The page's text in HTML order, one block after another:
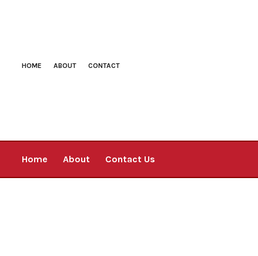
HOME ABOUT CONTACT
Home About Contact Us